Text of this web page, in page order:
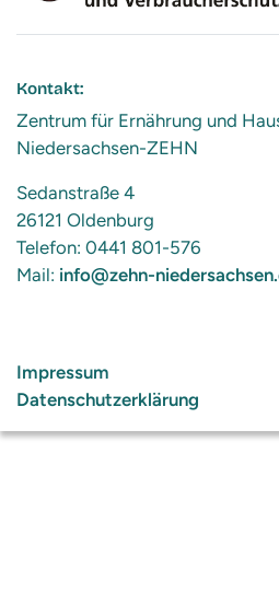
Kontakt:
Zentrum für Ernährung und
Niedersachsen-ZEHN
Sedanstraße 4
26121 Oldenburg
Telefon: 0441 801-576
Mail: info@zehn-
Impressum
Datenschutzerklärung